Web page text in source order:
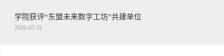
学院获评“东盟未来数字工坊”共建单位
2026-07-31